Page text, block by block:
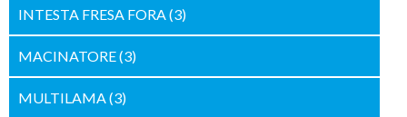
INTESTA FRESA FORA (3)
MACINATORE(3)
MULTILAMA (3)